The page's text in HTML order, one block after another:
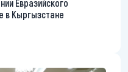
Евразийского
в Кыргызстане